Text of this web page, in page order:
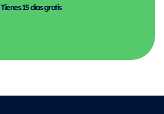
Tienes 15 días gratis